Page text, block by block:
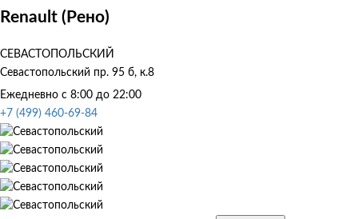
Renault (Рено)
СЕВАСТОПОЛЬСКИЙ
Севастопольский пр. 95 б, к.8
Ежедневно с 8:00 до 22:00
+7 (499) 460-69-84